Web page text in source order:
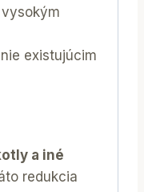
existujúcim
a iné
redukcia